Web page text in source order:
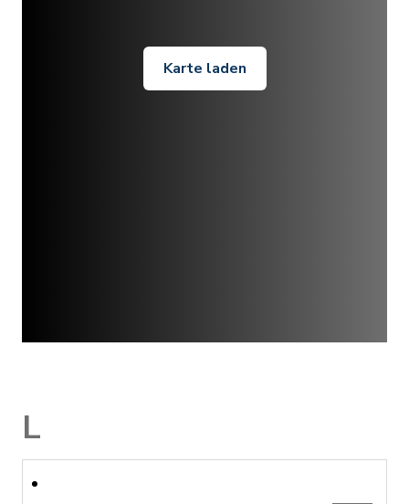
Karte laden
L